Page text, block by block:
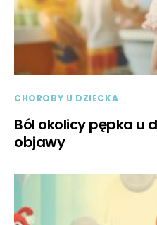
CHOROBY U DZIECKA
Ból okolicy pępka u
objawy